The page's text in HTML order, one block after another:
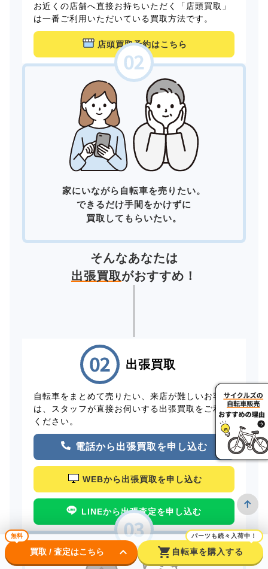
お近くの店舗へ直接お持ちいただく「店頭買取」
は一番ご利用いただいている買取方法です。
店頭買取予約はこちら
家にいながら自転車を売りたい。
できるだけ手間をかけずに
買取してもらいたい。
そんなあなたは
出張買取がおすすめ！
出張買取
自転車をまとめて売りたい、来店が難しいお客様
は、スタッフが直接お伺いする出張買取をご利用
ください。
電話から出張買取を申し込む
WEBから出張買取を申し込む
LINEから出張査定を申し込む
無料
買取 / 査定はこちら keyboard_arrow_down shopping_cart
パーツも続々入荷中！
自転車を購入する